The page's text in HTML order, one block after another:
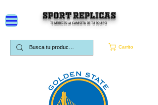
Carrito
SPORT REPLICAS
TE MERECES LA CAMISETA DE TU EQUIPO